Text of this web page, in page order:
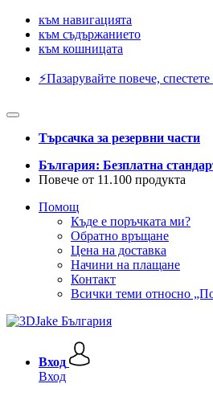
към навигацията
към съдържанието
към кошницата
⚡️Пазарувайте повече,
Търсачка за резервни части
България: Безплатна
Повече от 11.100 продукта
Помощ
Къде е поръчката ми?
Обратно връщане
Цена на доставка
Начини на плащане
Контакт
Всички теми относно
Вход
Вход